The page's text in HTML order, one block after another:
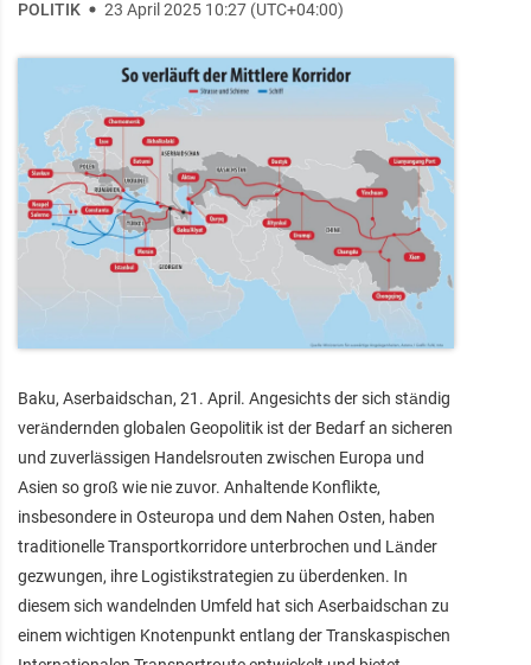
POLITIK 23 April 2025 10:27 (UTC+04:00)
Baku, Aserbaidschan, 21. April. Angesichts der sich ständig
verändernden globalen Geopolitik ist der Bedarf an sicheren
und zuverlässigen Handelsrouten zwischen Europa und
Asien so groß wie nie zuvor. Anhaltende Konflikte,
insbesondere in Osteuropa und dem Nahen Osten, haben
traditionelle Transportkorridore unterbrochen und Länder
gezwungen, ihre Logistikstrategien zu überdenken. In
diesem sich wandelnden Umfeld hat sich Aserbaidschan zu
einem wichtigen Knotenpunkt entlang der Transkaspischen